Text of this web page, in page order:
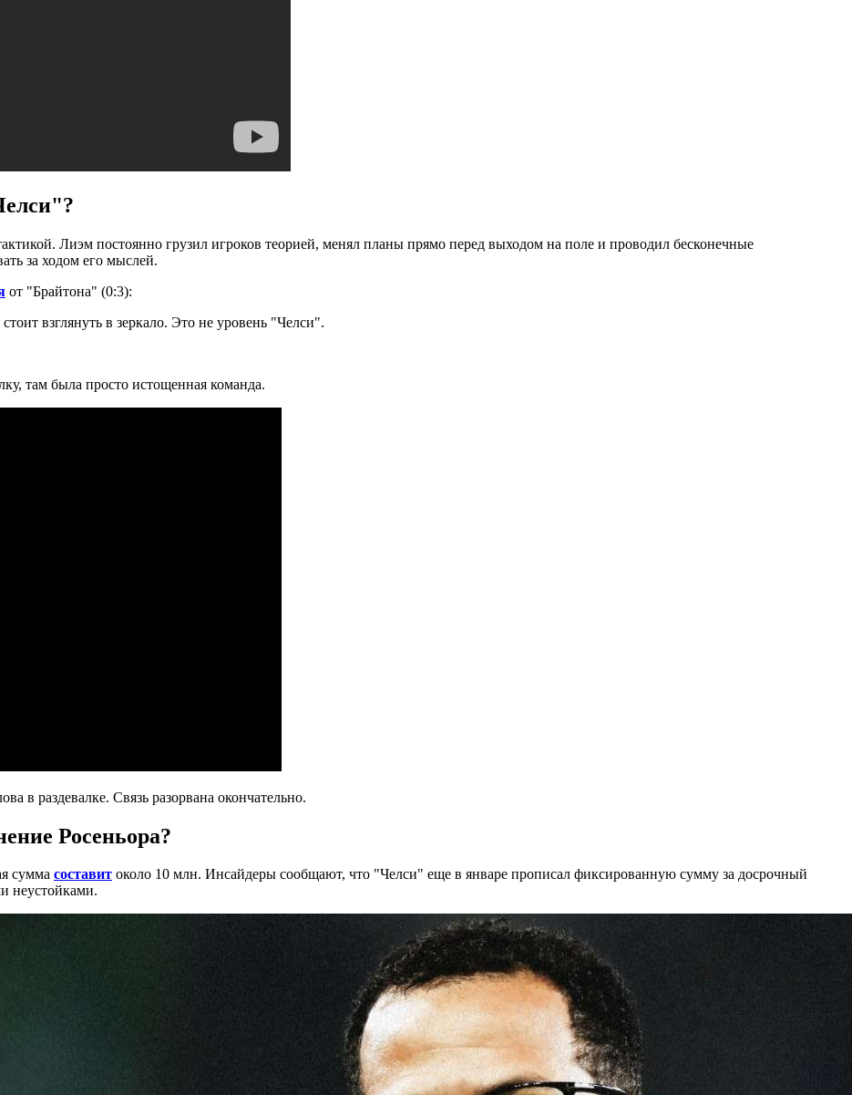
Лиэм постоянно грузил игроков теорией, менял планы прямо перед выходом на поле и проводил бесконечные
за ходом его мыслей.
от "Брайтона" (0:3):
взглянуть в зеркало. Это не уровень "Челси".
там была просто истощенная команда.
в раздевалке. Связь разорвана окончательно.
Росеньора?
сумма составит около 10 млн. Инсайдеры сообщают, что "Челси" еще в январе прописал фиксированную сумму за досрочный
неустойками.